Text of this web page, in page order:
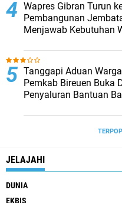
Wapres Gibran Turun
Pembangunan
Menjawab Kebutuhan
Tanggapi Aduan
Pemkab Bireuen Buka
Penyaluran Bantuan
JELAJAHI
DUNIA
EKBIS